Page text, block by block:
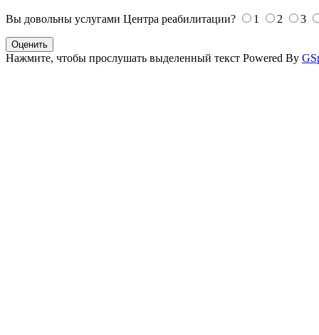
Вы довольны услугами Центра реабилитации? 1 2 3
Оценить
Нажмите, чтобы прослушать выделенный текст Powered By